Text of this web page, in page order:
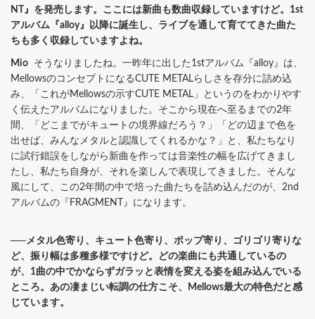
NT』を発売します。ここには新曲も数曲収録していますけど。1st
アルバム『alloy』以降に誕生し、ライブを通して育ててきた曲た
ちも多く収録していますよね。
Mio そうなりましたね。一昨年に出した1stアルバム『alloy』は、
MellowsのコンセプトになるCUTE METALらしさを存分に詰め込
み、「これがMellowsの示すCUTE METAL」というのをわかりやす
く伝えたアルバムになりました。そこから現在へ至るまでの2年
間、「どこまでがキュートの境界線だろう？」「どの辺まで色を
出せば、みんなメタルと認識してくれるかな？」と、私たちなり
に試行錯誤をしながら新曲を作っては音楽性の幅を広げてきまし
たし、私たち自身が、それを楽しんで表現してきました。そんな
風にして、この2年間の中で培った曲たちを詰め込んだのが、2nd
アルバムの『FRAGMENT』になります。
──メタル色寄り、キュート色寄り、ポップ寄り、ゴリゴリ寄りな
ど、振り幅は多種多様ですけど。どの楽曲にも共通しているの
が、1曲の中でかならずガラッと表情を変える姿を組み込んでいる
ところ。あの凄まじい転調の仕方こそ、Mellows最大の特色だと感
じています。